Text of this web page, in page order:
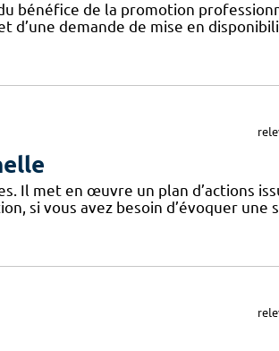
bénéfice de la promotion
demande de mise en
Il met en œuvre un plan d’actions
si vous avez besoin d’évoquer une